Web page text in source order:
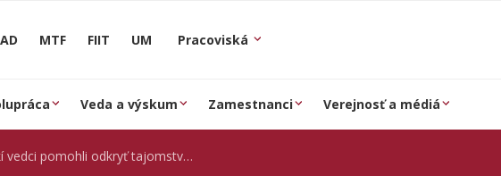
MTF FIIT UM Pracoviská
Veda a výskum Zamestnanci Verejnosť a médiá
pomohli odkryť tajomstvá Mayov [Pravda]